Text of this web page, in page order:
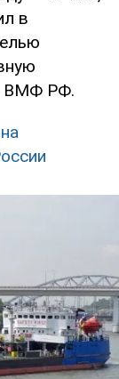
в
ВМФ РФ.